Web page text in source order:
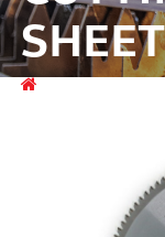
อีเมล * :
สินค้าที่สนใจ :